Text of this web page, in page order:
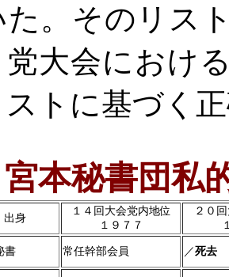
た。そのリス
大会におけ
トに基づく
本秘書団私
出身
１４回大会党内地位
１９７７
２０
書 常任幹部会員 ／死去